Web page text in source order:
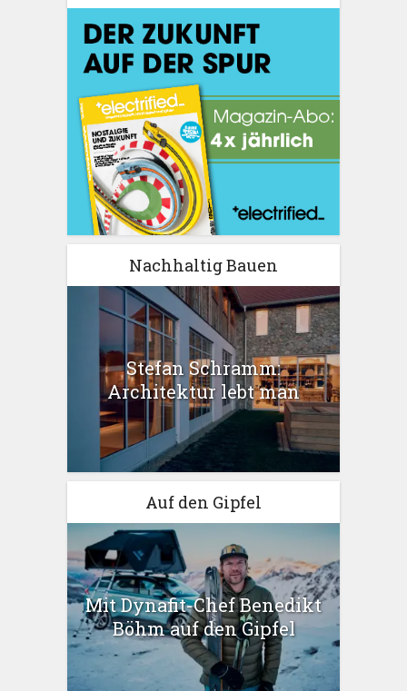
Nachhaltig Bauen
Stefan Schramm:
Architektur lebt man
Auf den Gipfel
Mit Dynafit-Chef Benedikt
Böhm auf den Gipfel